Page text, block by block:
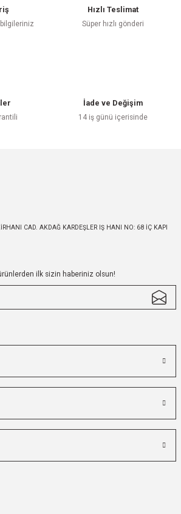
Hızlı Teslimat
Süper hızlı gönderi
İade ve Değişim
14 iş günü içerisinde
CAD. AKDAĞ KARDEŞLER IŞ HANI NO: 68 İÇ KAPI
ilk sizin haberiniz olsun!